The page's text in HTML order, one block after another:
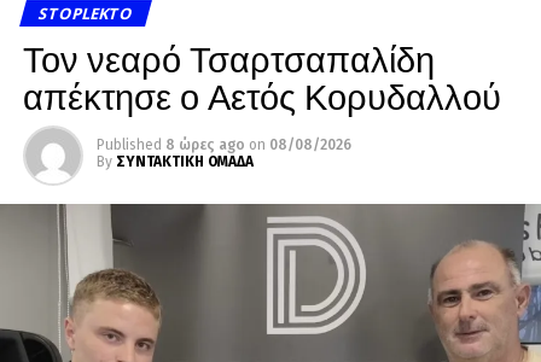
STOPLEKTO
Τον νεαρό Τσαρτσαπαλίδη
απέκτησε ο Αετός Κορυδαλλού
Published 8 ώρες ago on 08/08/2026
By ΣΥΝΤΑΚΤΙΚΗ ΟΜΑΔΑ